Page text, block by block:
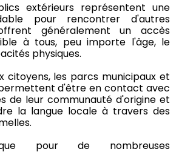
extérieurs représentent une
pour rencontrer d'autres
généralement un accès
à tous, peu importe l'âge, le
physiques.
citoyens, les parcs municipaux et
d'être en contact avec
de leur communauté d'origine et
la langue locale à travers des
que pour de nombreuses